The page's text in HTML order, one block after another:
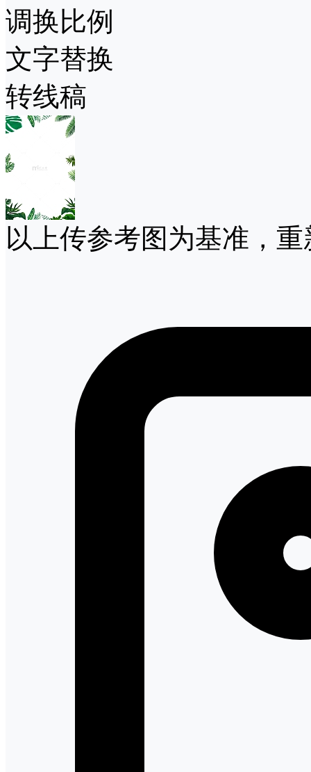
调换比例
文字替换
转线稿
以上传参考图为基准，